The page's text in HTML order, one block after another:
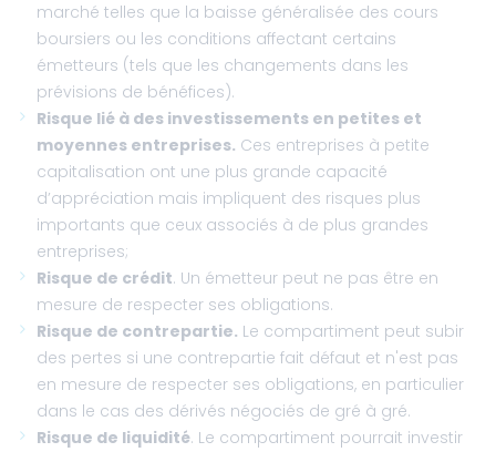
marché telles que la baisse généralisée des cours
boursiers ou les conditions affectant certains
émetteurs (tels que les changements dans les
prévisions de bénéfices).
Risque lié à des investissements en petites et
moyennes entreprises. Ces entreprises à petite
capitalisation ont une plus grande capacité
d’appréciation mais impliquent des risques plus
importants que ceux associés à de plus grandes
entreprises;
Risque de crédit. Un émetteur peut ne pas être en
mesure de respecter ses obligations.
Risque de contrepartie. Le compartiment peut subir
des pertes si une contrepartie fait défaut et n'est pas
en mesure de respecter ses obligations, en particulier
dans le cas des dérivés négociés de gré à gré.
Risque de liquidité. Le compartiment pourrait investir